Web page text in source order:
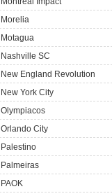
Morelia
Motagua
Nashville SC
New England Revolution
New York City
Olympiacos
Orlando City
Palestino
Palmeiras
PAOK